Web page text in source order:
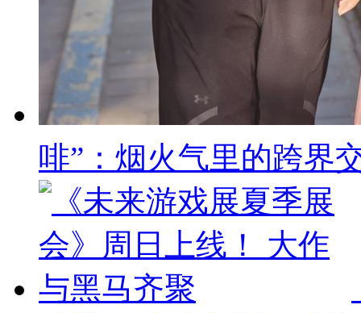
啡”：烟火气里的跨界